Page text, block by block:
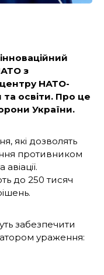
з
центру НАТО-
та освіти. Про це
України.
які дозволять
противником
до 250 тисяч
забезпечити
ураження: